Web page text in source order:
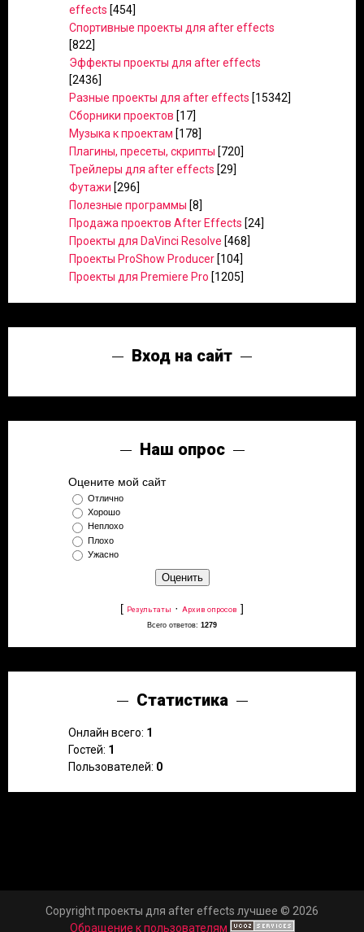
effects [454]
Спортивные проекты для after effects
[822]
Эффекты проекты для after effects
[2436]
Разные проекты для after effects [15342]
Сборники проектов [17]
Музыка к проектам [178]
Плагины, пресеты, скрипты [720]
Трейлеры для after effects [29]
Футажи [296]
Полезные программы [8]
Продажа проектов After Effects [24]
Проекты для DaVinci Resolve [468]
Проекты ProShow Producer [104]
Проекты для Premiere Pro [1205]
Вход на сайт
Наш опрос
Оцените мой сайт
Отлично
Хорошо
Неплохо
Плохо
Ужасно
[ Результаты · Архив опросов ]
Всего ответов: 1279
Статистика
Онлайн всего: 1
Гостей: 1
Пользователей: 0
Copyright проекты для after effects лучшее © 2026
Обращение к пользователям